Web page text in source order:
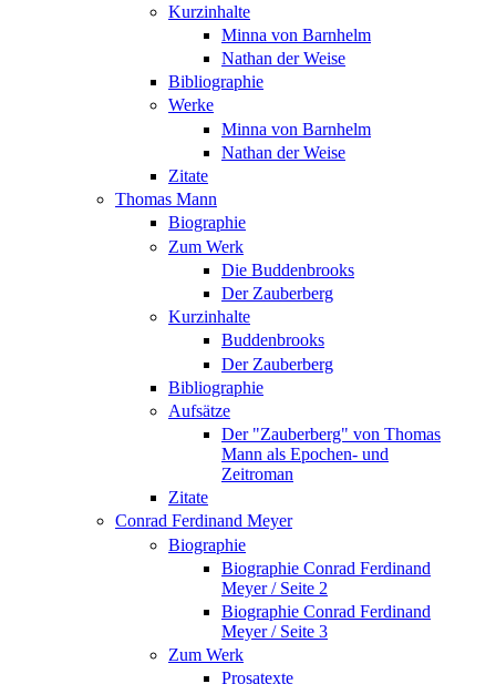
Kurzinhalte
Minna von Barnhelm
Nathan der Weise
Bibliographie
Werke
Minna von Barnhelm
Nathan der Weise
Zitate
Thomas Mann
Biographie
Zum Werk
Die Buddenbrooks
Der Zauberberg
Kurzinhalte
Buddenbrooks
Der Zauberberg
Bibliographie
Aufsätze
Der "Zauberberg" von Thomas
Mann als Epochen- und
Zeitroman
Zitate
Conrad Ferdinand Meyer
Biographie
Biographie Conrad Ferdinand
Meyer / Seite 2
Biographie Conrad Ferdinand
Meyer / Seite 3
Zum Werk
Prosatexte